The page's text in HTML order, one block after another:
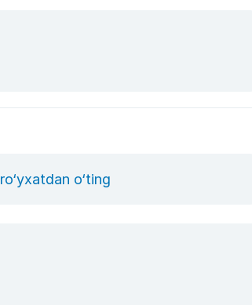
ro‘yxatdan o‘ting